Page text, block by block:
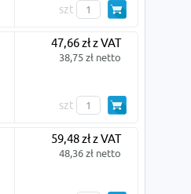
szt
47,66 zł z VAT
38,75 zł netto
szt
59,48 zł z VAT
48,36 zł netto